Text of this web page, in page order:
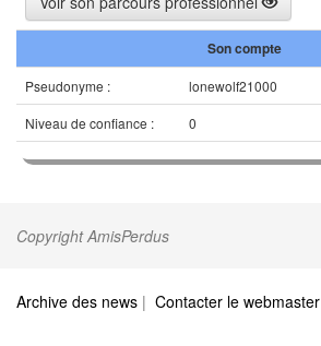
Son compte
Pseudonyme :
lonewolf21000
Niveau de confiance :
0
Copyright AmisPerdus
Archive des news | Contacter le webmaster